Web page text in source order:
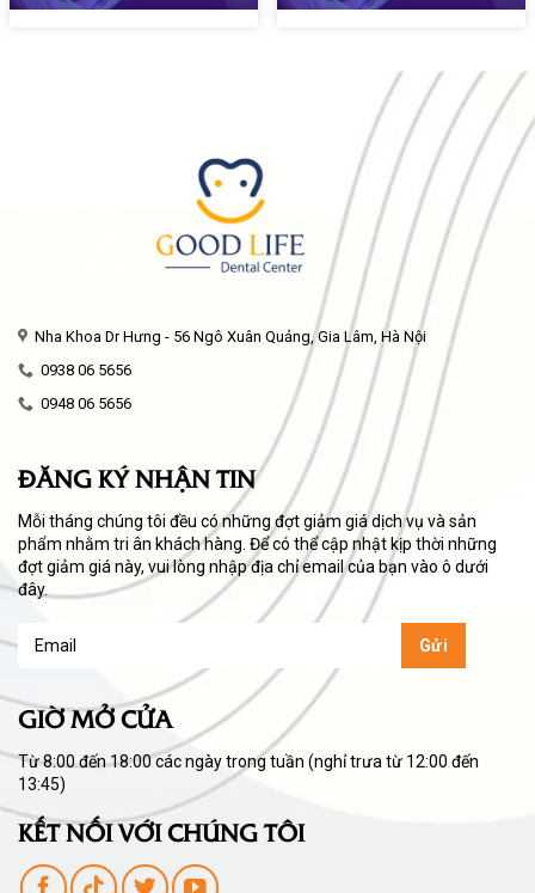
Nha Khoa Dr Hưng - 56 Ngô Xuân Quảng, Gia Lâm, Hà Nội
0938 06 5656
0948 06 5656
ĐĂNG KÝ NHẬN TIN
Mỗi tháng chúng tôi đều có những đợt giảm giá dịch vụ và sản
phẩm nhằm tri ân khách hàng. Để có thể cập nhật kịp thời những
đợt giảm giá này, vui lòng nhập địa chỉ email của bạn vào ô dưới
đây.
GIỜ MỞ CỬA
Từ 8:00 đến 18:00 các ngày trong tuần (nghỉ trưa từ 12:00 đến
13:45)
KẾT NỐI VỚI CHÚNG TÔI